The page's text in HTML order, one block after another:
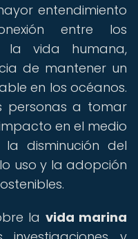
entendimiento
entre los
la vida humana,
de mantener un
en los océanos.
personas a tomar
en el medio
disminución del
uso y la adopción
la vida marina